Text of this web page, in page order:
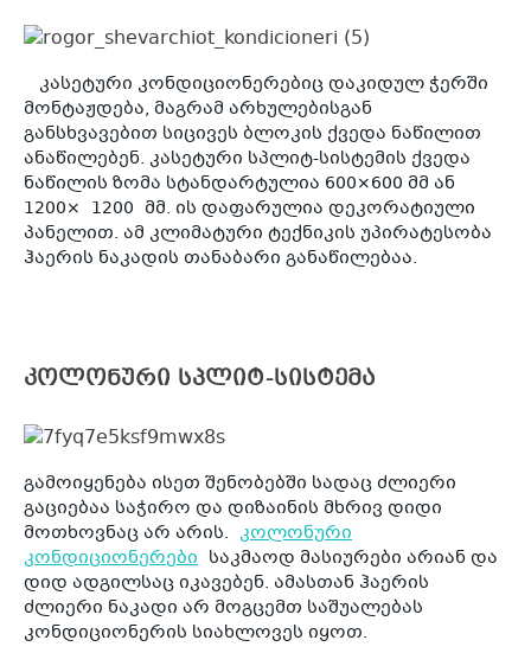
კასეტური კონდიციონერებიც დაკიდულ ჭერში
მონტაჟდება, მაგრამ არხულებისგან
განსხვავებით სიცივეს ბლოკის ქვედა ნაწილით
ანაწილებენ. კასეტური სპლიტ-სისტემის ქვედა
ნაწილის ზომა სტანდარტულია 600×600 მმ ან
1200× 1200 მმ. ის დაფარულია დეკორატიული
პანელით. ამ კლიმატური ტექნიკის უპირატესობა
ჰაერის ნაკადის თანაბარი განაწილებაა.
კოლონური სპლიტ-სისტემა
გამოიყენება ისეთ შენობებში სადაც ძლიერი
გაციებაა საჭირო და დიზაინის მხრივ დიდი
მოთხოვნაც არ არის. კოლონური
კონდიციონერები საკმაოდ მასიურები არიან და
დიდ ადგილსაც იკავებენ. ამასთან ჰაერის
ძლიერი ნაკადი არ მოგცემთ საშუალებას
კონდიციონერის სიახლოვეს იყოთ.